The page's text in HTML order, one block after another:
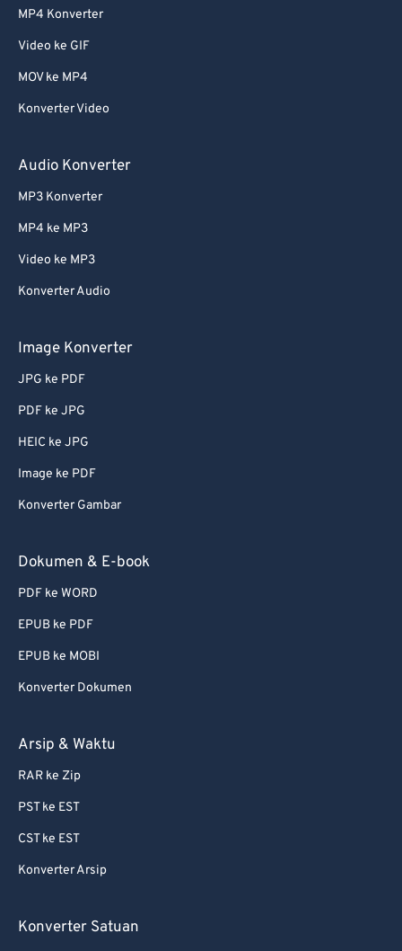
MP4 Konverter
Video ke GIF
MOV ke MP4
Konverter Video
Audio Konverter
MP3 Konverter
MP4 ke MP3
Video ke MP3
Konverter Audio
Image Konverter
JPG ke PDF
PDF ke JPG
HEIC ke JPG
Image ke PDF
Konverter Gambar
Dokumen & E-book
PDF ke WORD
EPUB ke PDF
EPUB ke MOBI
Konverter Dokumen
Arsip & Waktu
RAR ke Zip
PST ke EST
CST ke EST
Konverter Arsip
Konverter Satuan